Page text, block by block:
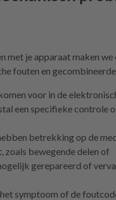
met je apparaat maken we
fouten en
voor in de
een specifieke controle
betrekking op de
zoals bewegende delen of
gerepareerd of
symptoom of de